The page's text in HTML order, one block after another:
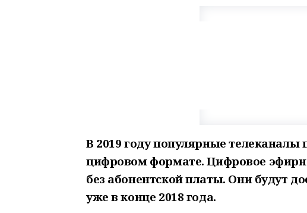
В 2019 году популярные телеканалы
цифровом формате. Цифровое
без абонентской платы. Они будут
уже в конце 2018 года.